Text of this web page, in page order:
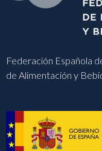
Federación Española
de Alimentación y